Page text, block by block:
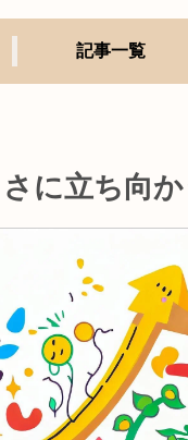
記事一覧
に立ち向